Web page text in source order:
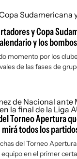
y Copa
y los
momento por los
de las fases de
Torneo Apertura
mirá todos los
del Torneo
en el primer